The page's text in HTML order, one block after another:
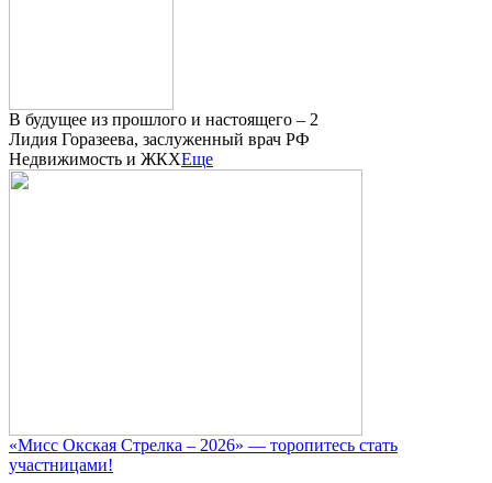
В будущее из прошлого и настоящего – 2
Лидия Горазеева, заслуженный врач РФ
Недвижимость и ЖКХЕще
«Мисс Окская Стрелка – 2026» — торопитесь стать
участницами!